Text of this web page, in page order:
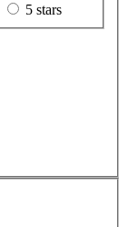
5 stars